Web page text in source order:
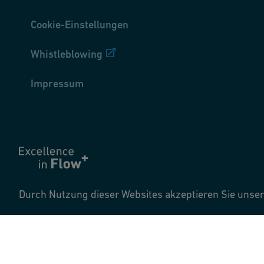
Cookie-Einstellungen
Whistleblowing
Impressum
Durch Nutzung dieser Websites akzeptieren Sie